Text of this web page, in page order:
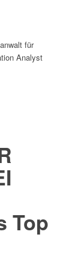
für
Analyst
Top